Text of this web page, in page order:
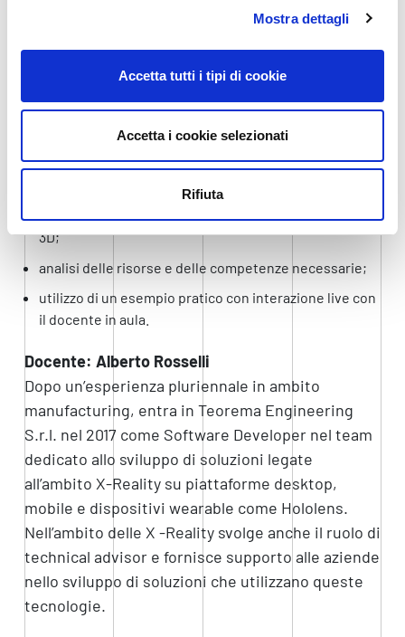
Mostra dettagli
Accetta tutti i tipi di cookie
Accetta i cookie selezionati
Rifiuta
contesto come quello industriale, che sta
Il programma prevede:
presentazione delle 3tecnologie innovative
differenze e punti di forza nei diversi contesti
descrizione dell’ambiente di sviluppo utilizzato: Unity
3D;
analisi delle risorse e delle competenze necessarie;
utilizzo di un esempio pratico con interazione live con
il docente in aula.
Docente: Alberto Rosselli
Dopo un’esperienza pluriennale in ambito
manufacturing, entra in Teorema Engineering
S.r.l. nel 2017 come Software Developer nel team
dedicato allo sviluppo di soluzioni legate
all’ambito X-Reality su piattaforme desktop,
mobile e dispositivi wearable come Hololens.
Nell’ambito delle X -Reality svolge anche il ruolo di
technical advisor e fornisce supporto alle aziende
nello sviluppo di soluzioni che utilizzano queste
tecnologie.